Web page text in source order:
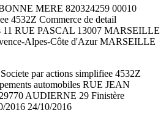
MERE 820324259 00010
4532Z Commerce de detail
11 RUE PASCAL 13007 MARSEILLE
Alpes-Côte d'Azur MARSEILLE
par actions simplifiee 4532Z
automobiles RUE JEAN
AUDIERNE 29 Finistère
2016 24/10/2016